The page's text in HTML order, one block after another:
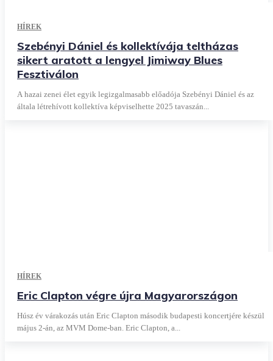
HÍREK
Szebényi Dániel és kollektívája teltházas
sikert aratott a lengyel Jimiway Blues
Fesztiválon
A hazai zenei élet egyik legizgalmasabb előadója Szebényi Dániel és az
általa létrehívott kollektíva képviselhette 2025 tavaszán...
HÍREK
Eric Clapton végre újra Magyarországon
Húsz év várakozás után Eric Clapton második budapesti koncertjére készül
május 2-án, az MVM Dome-ban. Eric Clapton, a...